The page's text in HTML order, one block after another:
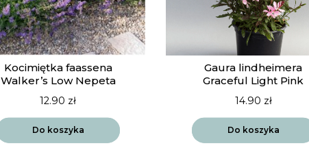
Kocimiętka faassena
Walker’s Low Nepeta
12.90 zł
Do koszyka
Gaura lindheimera
Graceful Light Pink
14.90 zł
Do koszyka